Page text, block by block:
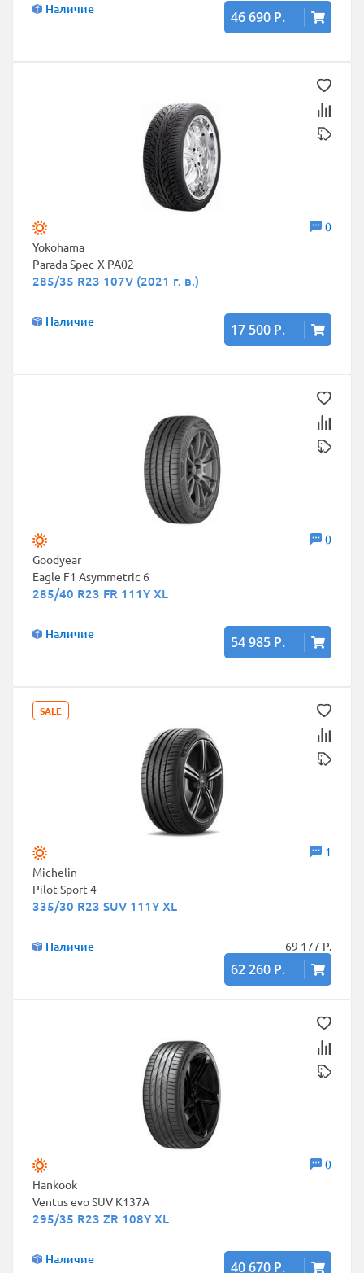
Наличие 46 690 Р.
0
Yokohama
Parada Spec-X PA02
285/35 R23 107V (2021 г. в.)
Наличие 17 500 Р.
0
Goodyear
Eagle F1 Asymmetric 6
285/40 R23 FR 111Y XL
Наличие 54 985 Р.
SALE
1
Michelin
Pilot Sport 4
335/30 R23 SUV 111Y XL
Наличие 69 177 Р.
62 260 Р.
0
Hankook
Ventus evo SUV K137A
295/35 R23 ZR 108Y XL
Наличие 40 670 Р.